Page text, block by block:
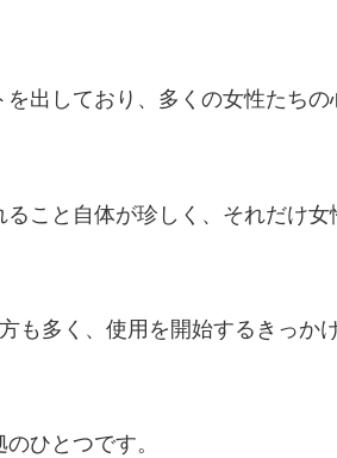
出しており、多くの女性たちの
こと自体が珍しく、それだけ女
も多く、使用を開始するきっか
ひとつです。